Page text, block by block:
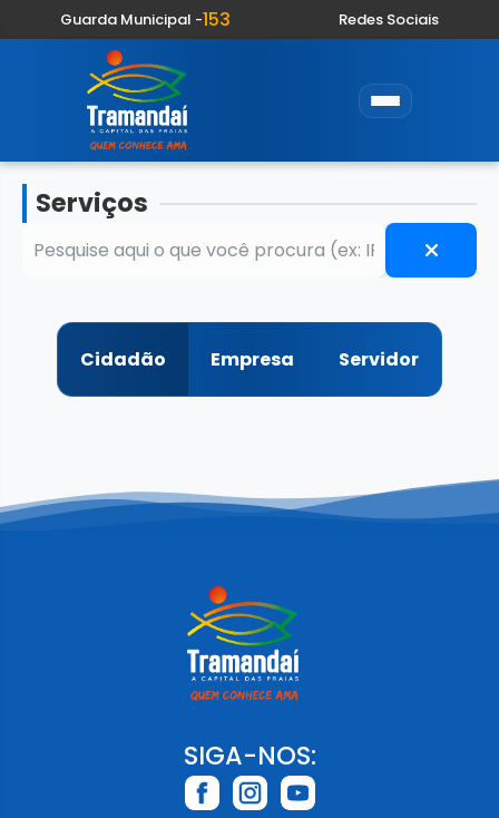
Guarda Municipal -153 Redes Sociais
Serviços
Cidadão Empresa Servidor
SIGA-NOS: